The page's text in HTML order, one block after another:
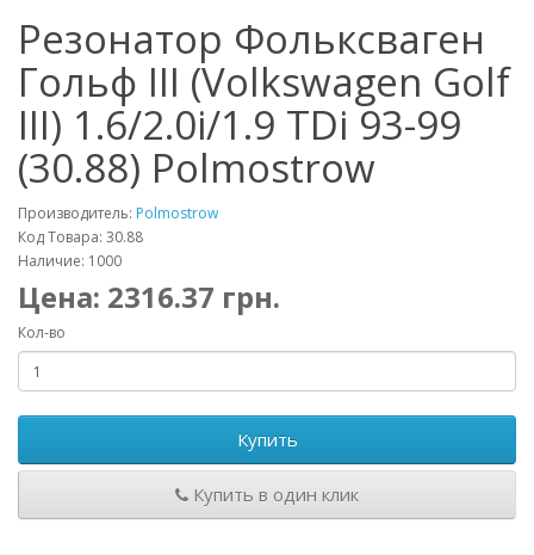
Резонатор Фольксваген
Гольф III (Volkswagen Golf
III) 1.6/2.0i/1.9 TDi 93-99
(30.88) Polmostrow
Производитель: Polmostrow
Код Товара: 30.88
Наличие: 1000
Цена: 2316.37 грн.
Кол-во
Купить
Купить в один клик